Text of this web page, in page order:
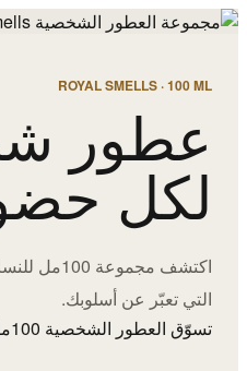
ROYAL SMELLS · 100 ML
عطور
لكل
اكتشف
التي تعبّر عن أسلوبك.
تسوّق العطور الشخصية 100مل